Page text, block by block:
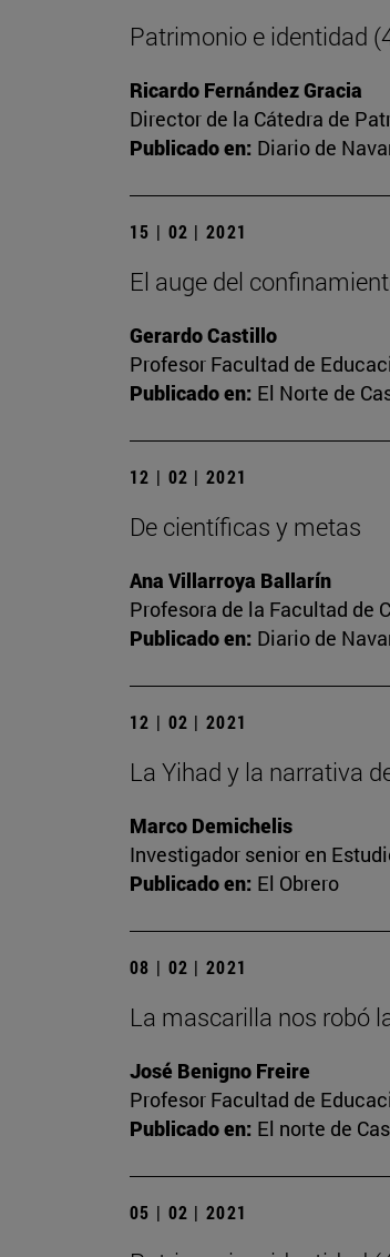
Patrimonio e identidad
Ricardo Fernández Gracia
Director de la Cátedra de
Publicado en: Diario de
15 | 02 | 2021
El auge del
Gerardo Castillo
Profesor Facultad de
Publicado en: El Norte de
12 | 02 | 2021
De científicas y metas
Ana Villarroya Ballarín
Profesora de la Facultad de
Publicado en: Diario de
12 | 02 | 2021
La Yihad y la narrativa
Marco Demichelis
Investigador senior en
Publicado en: El Obrero
08 | 02 | 2021
La mascarilla nos robó
José Benigno Freire
Profesor Facultad de
Publicado en: El norte de
05 | 02 | 2021